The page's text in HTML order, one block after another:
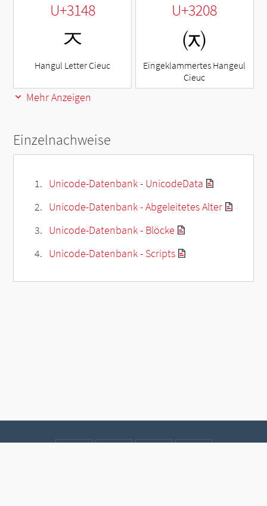
U+3148
ㅈ
Hangul Letter Cieuc
U+3208
㈈
Eingeklammertes Hangeul
Cieuc
Mehr Anzeigen
Einzelnachweise
Unicode-Datenbank - UnicodeData
Unicode-Datenbank - Abgeleitetes Alter
Unicode-Datenbank - Blöcke
Unicode-Datenbank - Scripts